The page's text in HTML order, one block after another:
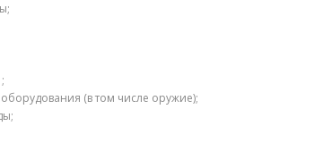
(в том числе оружие);